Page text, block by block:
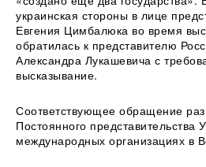
украинская стороны в лице
Евгения Цимбалюка во время
обратилась к представителю
Александра Лукашевича с
высказывание.
Соответствующее обращение
Постоянного представительства
международных организациях в